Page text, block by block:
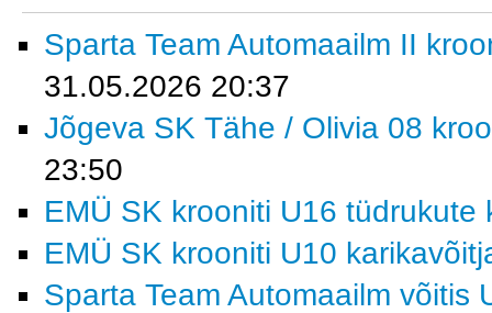
Sparta Team Automaailm II
31.05.2026 20:37
Jõgeva SK Tähe / Olivia 08
23:50
EMÜ SK krooniti U16 tüdrukute
EMÜ SK krooniti U10
Sparta Team Automaailm võitis